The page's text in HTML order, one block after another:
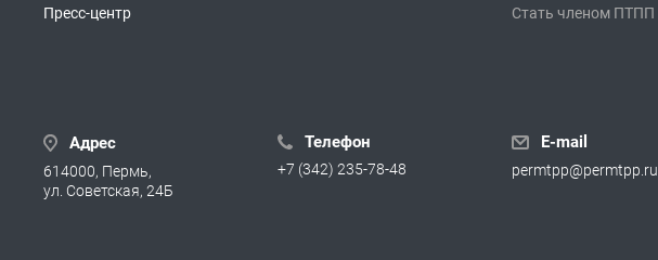
Пресс-центр
Стать членом ПТПП
Адрес
614000, Пермь,
ул. Советская, 24Б
Телефон
+7 (342) 235-78-48
E-mail
permtpp@permtpp.ru